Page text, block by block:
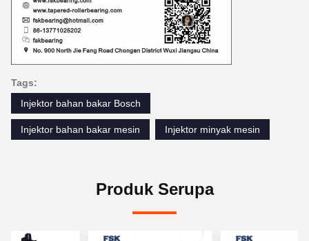
Tags:
Injektor bahan bakar Bosch
Injektor bahan bakar mesin Injektor minyak mesin
Produk Serupa